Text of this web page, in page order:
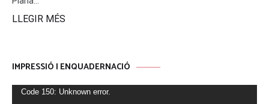
LLEGIR MÉS
IMPRESSIÓ I ENQUADERNACIÓ
Reproductor
Code 150: Unknown error.